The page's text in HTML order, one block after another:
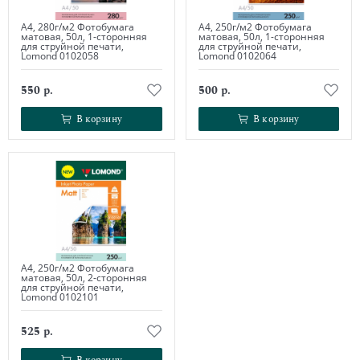
А4, 280г/м2 Фотобумага
матовая, 50л, 1-сторонняя
для струйной печати,
Lomond 0102058
550 р.
В корзину
В корзину
А4, 250г/м2 Фотобумага
матовая, 50л, 1-сторонняя
для струйной печати,
Lomond 0102064
500 р.
В корзину
В корзину
А4, 250г/м2 Фотобумага
матовая, 50л, 2-сторонняя
для струйной печати,
Lomond 0102101
525 р.